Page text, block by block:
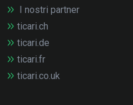
I nostri partner
ticari.ch
ticari.de
ticari.fr
ticari.co.uk